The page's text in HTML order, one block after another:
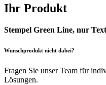
Ihr Produkt
Stempel Green Line, nur
Wunschprodukt nicht dabei?
Fragen Sie unser Team für
Lösungen.